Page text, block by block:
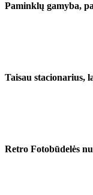
Paminklų gamyba,
Taisau stacionarius,
Retro Fotobūdelės